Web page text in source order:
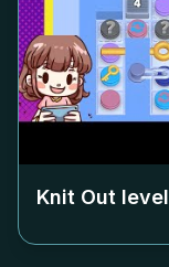
Knit Out level